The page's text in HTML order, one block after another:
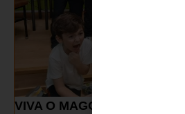
VIVA O MAGOSTO!!!